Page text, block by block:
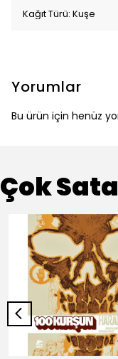
Kağıt Türü: Kuşe
Yorumlar
Bu ürün için henüz
Çok